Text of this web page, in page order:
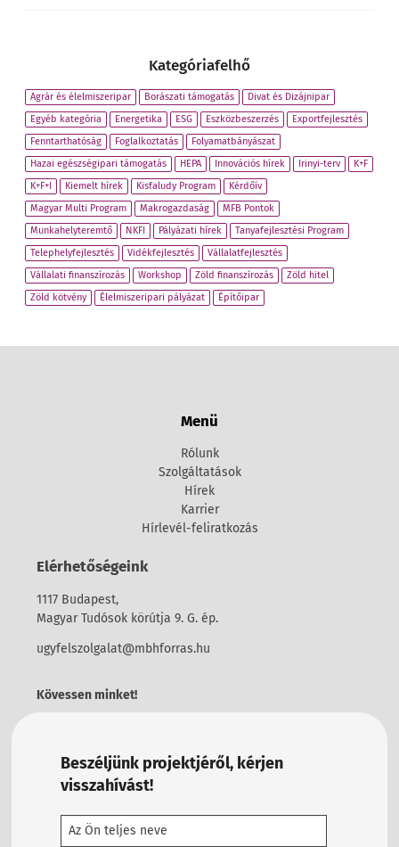
Kategóriafelhő
Agrár és élelmiszeripar Borászati támogatás
Divat és Dizájnipar
Egyéb kategória
Energetika ESG Eszközbeszerzés
Exportfejlesztés
Fenntarthatóság
Foglalkoztatás
Folyamatbányászat
Hazai egészségipari támogatás
HEPA Innovációs hírek Irinyi-terv
K+F
K+F+I
Kiemelt hírek Kisfaludy Program
Kérdőív
Magyar Multi Program
Makrogazdaság
MFB Pontok
Munkahelyteremtő
NKFI Pályázati hírek
Tanyafejlesztési Program
Telephelyfejlesztés
Vidékfejlesztés
Vállalatfejlesztés
Vállalati finanszírozás
Workshop Zöld finanszírozás
Zöld hitel
Zöld kötvény
Élelmiszeripari pályázat Építőipar
Menü
Rólunk
Szolgáltatások
Hírek
Karrier
Hírlevél-feliratkozás
Elérhetőségeink
1117 Budapest,
Magyar Tudósok körútja 9. G. ép.
ugyfelszolgalat@mbhforras.hu
Kövessen minket!
Beszéljünk projektjéről, kérjen
visszahívást!